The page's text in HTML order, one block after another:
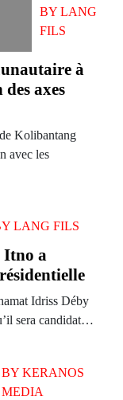
BYLANG
FILS
à
axes
Kolibantang
avec les
LANG FILS
Itno a
Idriss Déby
sera candidat…
BY KERANOS
MEDIA